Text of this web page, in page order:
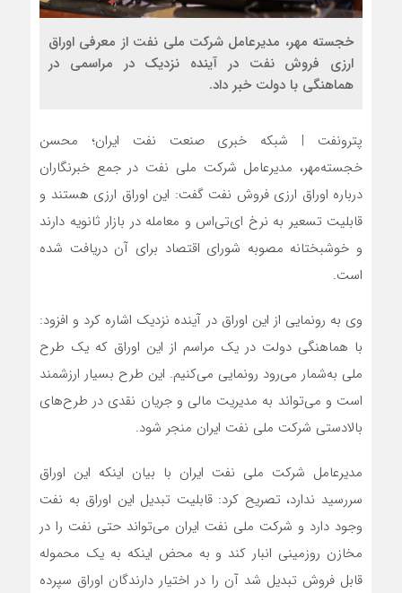
خجسته مهر، مدیرعامل شرکت ملی نفت از معرفی اوراق
ارزی فروش نفت در آینده نزدیک در مراسمی در
هماهنگی با دولت خبر داد.
پترونفت | شبکه خبری صنعت نفت ایران؛ محسن
خجسته‌مهر، مدیرعامل شرکت ملی نفت در جمع خبرنگاران
درباره اوراق ارزی فروش نفت گفت: این اوراق ارزی هستند و
قابلیت تسعیر به نرخ ای‌تی‌اس و معامله در بازار ثانویه دارند
و خوشبختانه مصوبه شورای اقتصاد برای آن دریافت شده
است.
وی به رونمایی از این اوراق در آینده نزدیک اشاره کرد و افزود:
با هماهنگی دولت در یک مراسم از این اوراق که یک طرح
ملی به‌شمار می‌رود رونمایی می‌کنیم. این طرح بسیار ارزشمند
است و می‌تواند به مدیریت مالی و جریان نقدی در طرح‌های
بالادستی شرکت ملی نفت ایران منجر شود.
مدیرعامل شرکت ملی نفت ایران با بیان اینکه این اوراق
سررسید ندارد، تصریح کرد: قابلیت تبدیل این اوراق به نفت
وجود دارد و شرکت ملی نفت ایران می‌تواند حتی نفت را در
مخازن روزمینی انبار کند و به محض اینکه به یک محموله
قابل فروش تبدیل شد آن را در اختیار دارندگان اوراق سپرده